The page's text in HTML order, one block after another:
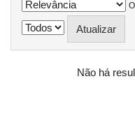
Não há